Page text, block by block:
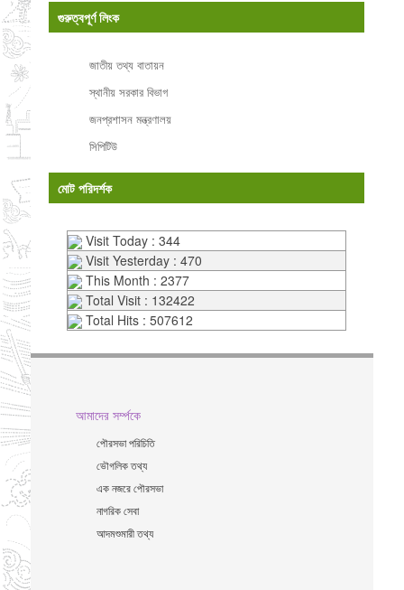
গুরুত্বপূর্ণ লিংক
জাতীয় তথ্য বাতায়ন
স্থানীয় সরকার বিভাগ
জনপ্রশাসন মন্ত্রণালয়
সিপিটিউ
মোট পরিদর্শক
Visit Today : 344
Visit Yesterday : 470
This Month : 2377
Total Visit : 132422
Total Hits : 507612
আমাদের সর্ম্পকে
পৌরসভা পরিচিতি
ভৌগলিক তথ্য
এক নজরে পৌরসভা
নাগরিক সেবা
আদমশুমারী তথ্য